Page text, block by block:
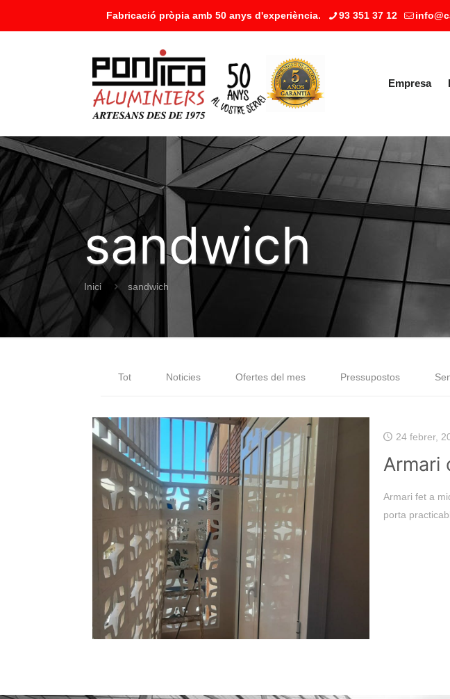
Fabricació pròpia amb 50 anys d'experiència. 93 351 37 12
Empresa
sandwich
Inici sandwich
Tot Noticies Ofertes del mes Pressupostos
24 febrer,
Armari
Armari fet a
porta